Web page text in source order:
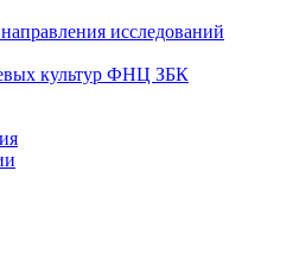
исследований
культур ФНЦ ЗБК